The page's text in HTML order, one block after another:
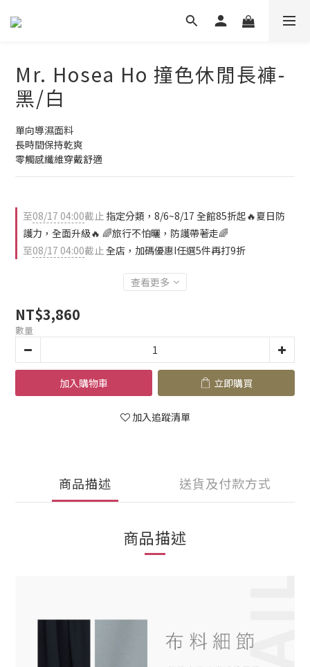
Mr. Hosea Ho 撞色休閒長褲-
黑/白
單向導濕面料
長時間保持乾爽
零觸感纖維穿戴舒適
至08/17 04:00截止 指定分類，8/6~8/17 全館85折起🔥夏日防
護力，全面升級🔥 🌈旅行不怕曬，防護帶著走🌈
至08/17 04:00截止全店，加碼優惠I任選5件再打9折
查看更多
NT$3,860
數量
加入購物車 立即購買
加入追蹤清單
商品描述 送貨及付款方式
商品描述